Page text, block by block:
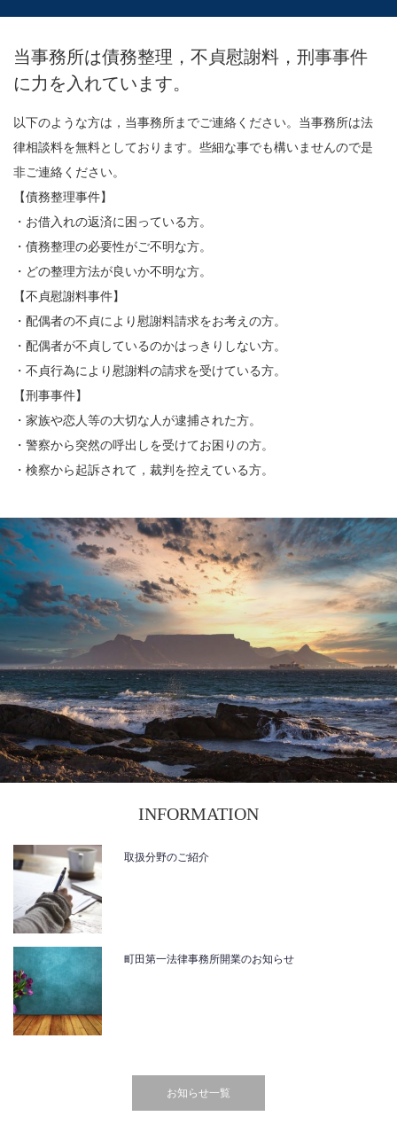
当事務所は債務整理，不貞慰謝料，刑事事件
に力を入れています。
以下のような方は，当事務所までご連絡ください。当事務所は法
律相談料を無料としております。些細な事でも構いませんので是
非ご連絡ください。
【債務整理事件】
・お借入れの返済に困っている方。
・債務整理の必要性がご不明な方。
・どの整理方法が良いか不明な方。
【不貞慰謝料事件】
・配偶者の不貞により慰謝料請求をお考えの方。
・配偶者が不貞しているのかはっきりしない方。
・不貞行為により慰謝料の請求を受けている方。
【刑事事件】
・家族や恋人等の大切な人が逮捕された方。
・警察から突然の呼出しを受けてお困りの方。
・検察から起訴されて，裁判を控えている方。
INFORMATION
取扱分野のご紹介
町田第一法律事務所開業のお知らせ
お知らせ一覧